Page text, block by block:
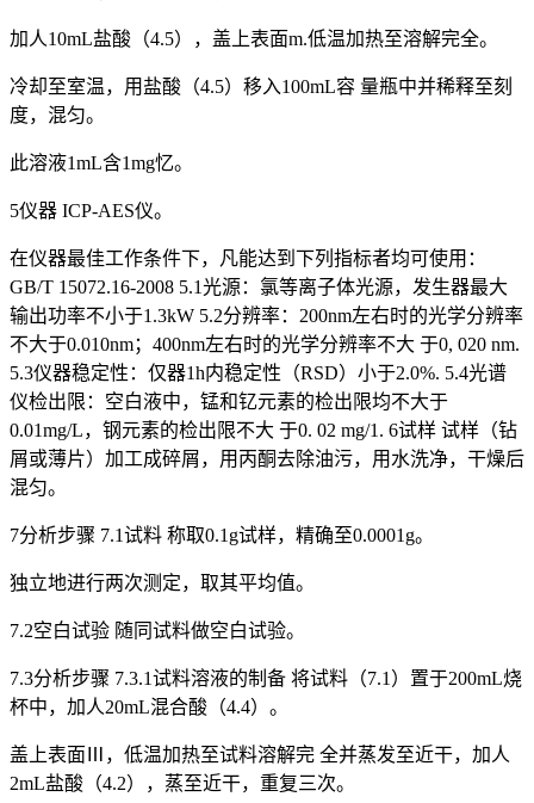
加人10mL盐酸（4.5），盖上表面m.低温加热至溶解完全。
冷却至室温，用盐酸（4.5）移入100mL容 量瓶中并稀释至刻
度，混匀。
此溶液1mL含1mg忆。
5仪器 ICP-AES仪。
在仪器最佳工作条件下，凡能达到下列指标者均可使用：
GB/T 15072.16-2008 5.1光源：氯等离子体光源，发生器最大
输出功率不小于1.3kW 5.2分辨率：200nm左右时的光学分辨率
不大于0.010nm；400nm左右时的光学分辨率不大 于0, 020 nm.
5.3仪器稳定性：仅器1h内稳定性（RSD）小于2.0%. 5.4光谱
仪检出限：空白液中，锰和钇元素的检出限均不大于
0.01mg/L，钢元素的检出限不大 于0. 02 mg/1. 6试样 试样（钻
屑或薄片）加工成碎屑，用丙酮去除油污，用水洗净，干燥后
混匀。
7分析步骤 7.1试料 称取0.1g试样，精确至0.0001g。
独立地进行两次测定，取其平均值。
7.2空白试验 随同试料做空白试验。
7.3分析步骤 7.3.1试料溶液的制备 将试料（7.1）置于200mL烧
杯中，加人20mL混合酸（4.4）。
盖上表面Ⅲ，低温加热至试料溶解完 全并蒸发至近干，加人
2mL盐酸（4.2），蒸至近干，重复三次。